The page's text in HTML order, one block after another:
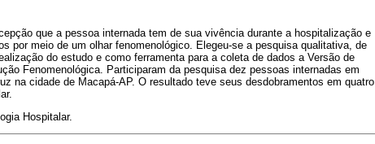
que a pessoa internada tem de sua vivência durante a hospitalização e
por meio de um olhar fenomenológico. Elegeu-se a pesquisa qualitativa, de
do estudo e como ferramenta para a coleta de dados a Versão de
Fenomenológica. Participaram da pesquisa dez pessoas internadas em
na cidade de Macapá-AP. O resultado teve seus desdobramentos em quatro
Hospitalar.